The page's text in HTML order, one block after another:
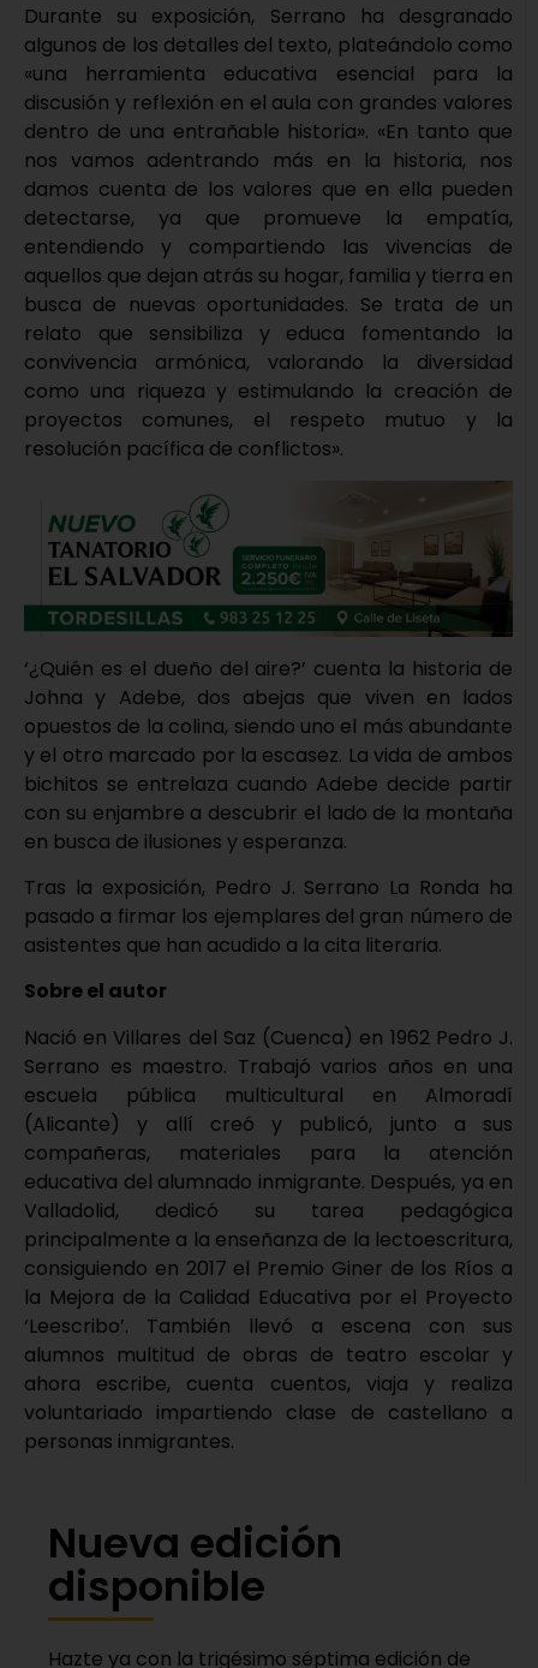
Durante su exposición, Serrano ha desgranado
algunos de los detalles del texto, plateándolo como
«una herramienta educativa esencial para la
discusión y reflexión en el aula con grandes valores
dentro de una entrañable historia». «En tanto que
nos vamos adentrando más en la historia, nos
damos cuenta de los valores que en ella pueden
detectarse, ya que promueve la empatía,
entendiendo y compartiendo las vivencias de
aquellos que dejan atrás su hogar, familia y tierra en
busca de nuevas oportunidades. Se trata de un
relato que sensibiliza y educa fomentando la
convivencia armónica, valorando la diversidad
como una riqueza y estimulando la creación de
proyectos comunes, el respeto mutuo y la
resolución pacífica de conflictos».
‘¿Quién es el dueño del aire?’ cuenta la historia de
Johna y Adebe, dos abejas que viven en lados
opuestos de la colina, siendo uno el más abundante
y el otro marcado por la escasez. La vida de ambos
bichitos se entrelaza cuando Adebe decide partir
con su enjambre a descubrir el lado de la montaña
en busca de ilusiones y esperanza.
Tras la exposición, Pedro J. Serrano La Ronda ha
pasado a firmar los ejemplares del gran número de
asistentes que han acudido a la cita literaria.
Sobre el autor
Nació en Villares del Saz (Cuenca) en 1962 Pedro J.
Serrano es maestro. Trabajó varios años en una
escuela pública multicultural en Almoradí
(Alicante) y allí creó y publicó, junto a sus
compañeras, materiales para la atención
educativa del alumnado inmigrante. Después, ya en
Valladolid, dedicó su tarea pedagógica
principalmente a la enseñanza de la lectoescritura,
consiguiendo en 2017 el Premio Giner de los Ríos a
la Mejora de la Calidad Educativa por el Proyecto
‘Leescribo’. También llevó a escena con sus
alumnos multitud de obras de teatro escolar y
ahora escribe, cuenta cuentos, viaja y realiza
voluntariado impartiendo clase de castellano a
personas inmigrantes.
Nueva edición
disponible
Hazte ya con la trigésimo séptima edición de